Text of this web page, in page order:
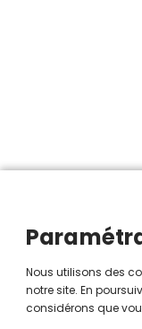
Nous utilisons des
notre site. En
considérons que